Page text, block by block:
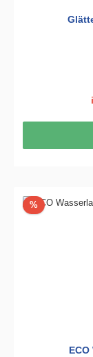
%Rabatt